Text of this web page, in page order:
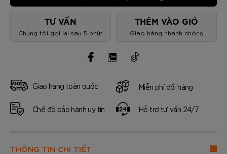
TƯ VẤN
Chúng tôi gọi lại sau 5 phút
THÊM VÀO GIỎ
Giao hàng nhanh chóng
Giao hàng toàn quốc Miễn phí đổi hàng
Chế độ bảo hành uy tín Hỗ trợ tư vấn 24/7
THÔNG TIN CHI TIẾT